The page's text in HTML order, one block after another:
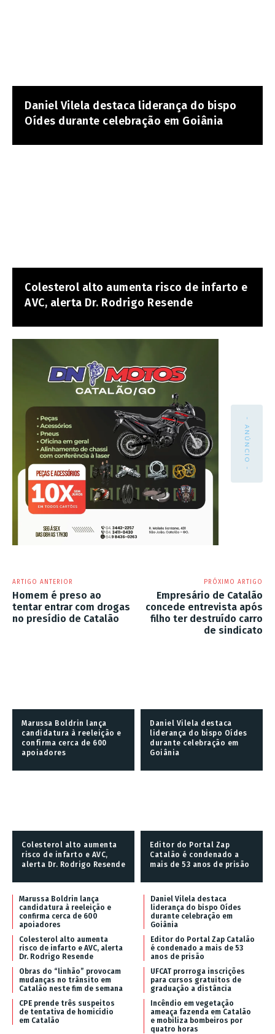
Daniel Vilela destaca liderança do bispo
Oídes durante celebração em Goiânia
Colesterol alto aumenta risco de infarto e
AVC, alerta Dr. Rodrigo Resende
- ANÚNCIO -
ARTIGO ANTERIOR
Homem é preso ao
tentar entrar com drogas
no presídio de Catalão
PRÓXIMO ARTIGO
Empresário de Catalão
concede entrevista após
filho ter destruído carro
de sindicato
Marussa Boldrin lança
candidatura à reeleição e
confirma cerca de 600
apoiadores
Daniel Vilela destaca
liderança do bispo Oídes
durante celebração em
Goiânia
Colesterol alto aumenta
risco de infarto e AVC,
alerta Dr. Rodrigo Resende
Editor do Portal Zap
Catalão é condenado a
mais de 53 anos de prisão
Marussa Boldrin lança
candidatura à reeleição e
confirma cerca de 600
apoiadores
Daniel Vilela destaca
liderança do bispo Oídes
durante celebração em
Goiânia
Colesterol alto aumenta
risco de infarto e AVC, alerta
Dr. Rodrigo Resende
Editor do Portal Zap Catalão
é condenado a mais de 53
anos de prisão
Obras do “linhão” provocam
mudanças no trânsito em
Catalão neste fim de semana
UFCAT prorroga inscrições
para cursos gratuitos de
graduação a distância
CPE prende três suspeitos
de tentativa de homicídio
em Catalão
Incêndio em vegetação
ameaça fazenda em Catalão
e mobiliza bombeiros por
quatro horas